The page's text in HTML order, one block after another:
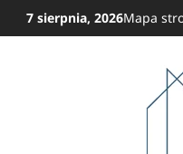
Przejdź7 sierpnia, 2026Mapa